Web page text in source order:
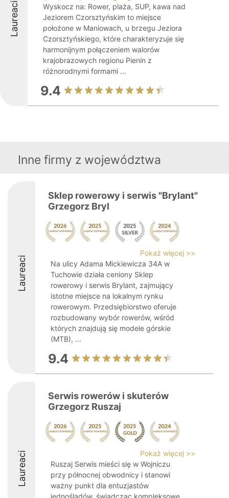
Laureaci
Wyskocz na: Rower, plaża, SUP, kawa nad
Jeziorem Czorsztyńskim to miejsce
położone w Maniowach, u brzegu Jeziora
Czorsztyńskiego, które charakteryzuje się
harmonijnym połączeniem walorów
krajobrazowych regionu Pienin z
różnorodnymi formami ...
9.4
Inne firmy z województwa
Laureaci
Sklep rowerowy i serwis "Brylant"
Grzegorz Bryl
Pokaż więcej >>
Na ulicy Adama Mickiewicza 34A w
Tuchowie działa ceniony Sklep
rowerowy i serwis Brylant, zajmujący
istotne miejsce na lokalnym rynku
rowerowym. Przedsiębiorstwo oferuje
rozbudowany wybór rowerów, wśród
których znajdują się modele górskie
(MTB), ...
9.4
Laureaci
Serwis rowerów i skuterów
Grzegorz Ruszaj
Pokaż więcej >>
Ruszaj Serwis mieści się w Wojniczu
przy północnej obwodnicy i stanowi
ważny punkt dla entuzjastów
jednośladów, świadcząc kompleksowe